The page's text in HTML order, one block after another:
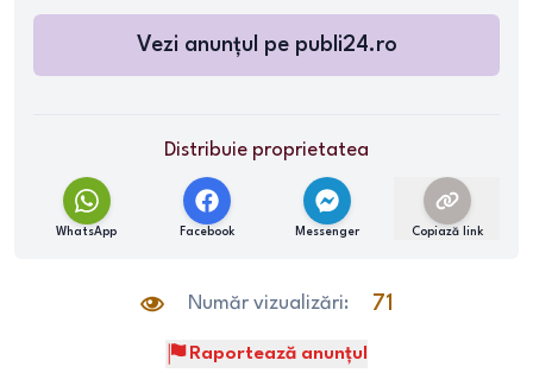
Vezi anunțul pe publi24.ro
Distribuie proprietatea
WhatsApp Facebook Messenger Copiază link
Număr vizualizări: 71
Raportează anunțul